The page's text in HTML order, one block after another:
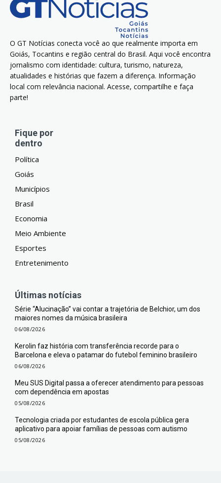
O GT Notícias conecta você ao que realmente importa em
Goiás, Tocantins e região central do Brasil. Aqui você encontra
jornalismo com identidade: cultura, turismo, natureza,
atualidades e histórias que fazem a diferença. Informação
local com relevância nacional. Acesse, compartilhe e faça
parte!
Fique por
dentro
Política
Goiás
Municípios
Brasil
Economia
Meio Ambiente
Esportes
Entretenimento
Últimas notícias
Série “Alucinação” vai contar a trajetória de Belchior, um dos
maiores nomes da música brasileira
06/08/2026
Kerolin faz história com transferência recorde para o
Barcelona e eleva o patamar do futebol feminino brasileiro
06/08/2026
Meu SUS Digital passa a oferecer atendimento para pessoas
com dependência em apostas
05/08/2026
Tecnologia criada por estudantes de escola pública gera
aplicativo para apoiar famílias de pessoas com autismo
05/08/2026